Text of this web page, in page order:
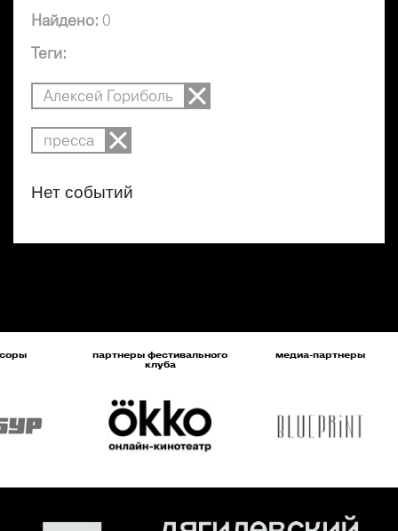
Найдено: 0
Теги:
Алексей Гориболь
пресса
Нет событий
партнеры фестивального
клуба
медиа-партнеры